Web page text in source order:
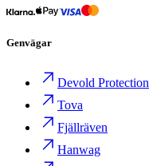
Genvägar
Devold Protection
Tova
Fjällräven
Hanwag